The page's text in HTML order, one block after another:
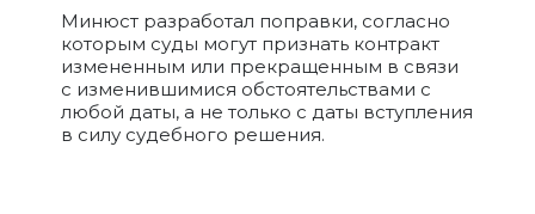
Минюст разработал поправки, согласно
которым суды могут признать контракт
измененным или прекращенным в связи
с изменившимися обстоятельствами с
любой даты, а не только с даты вступления
в силу судебного решения.